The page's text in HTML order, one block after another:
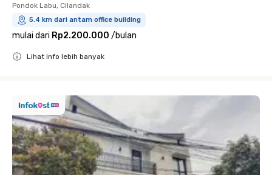
Pondok Labu, Cilandak
5.4 km dari antam office building
mulai dari Rp2.200.000 /bulan
Lihat info lebih banyak